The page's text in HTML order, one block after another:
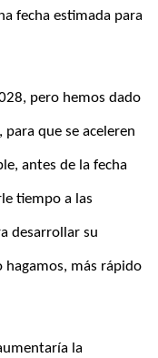
fecha estimada para
pero hemos dado
que se aceleren
antes de la fecha
tiempo a las
desarrollar su
más rápido
la